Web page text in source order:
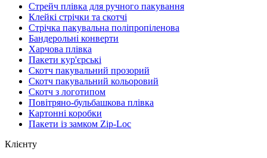
Стрейч плівка для ручного пакування
Клейкі стрічки та скотчі
Стрічка пакувальна поліпропіленова
Бандерольні конверти
Харчова плівка
Пакети кур'єрські
Cкотч пакувальний прозорий
Скотч пакувальний кольоровий
Cкотч з логотипом
Повітряно-бульбашкова плівка
Картонні коробки
Пакети із замком Zip-Loc
Клієнту